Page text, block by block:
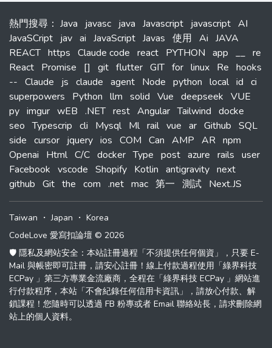
熱門搜尋 ： Java javasc java Javascript javascript AI
JavaSCript jav ai JavaScript Javas 使用 Ai JAVA
REACT https Claude code react PYTHON app __ re
React Promise [] git flutter GIT for linux Re hooks
-- Claude js claude agent Node python local id ci
superpowers
Python llm solid Vue deepseek VUE
py imgur wEB .NET rest Angular Tailwind docke
seo Typescrip cli Mysql Ml rail vue ar Github SQL
side cursor jquery ios COM Can AMP AR npm
Openai
Html C/C docker Type post azure rails user
Facebook vscode Shopify Kotlin antigravity next
github Git the com .net mac 第一 測試 Next.JS
Taiwan ・Japan ・ Korea
CodeLove 愛寫扣論壇 © 2026
🛡️ 隱私及網站安全：本站註冊過程「不須提供任何個資」，只要 E-
Mail 與帳密即可註冊，請安心註冊！線上付款過程使用「綠界科技
ECPay 」第三方專業金流廠商，全程在「綠界科技 ECPay 」網站進
行付款程序，本站「不會紀錄任何信用卡資訊」，請放心付款、解
鎖課程！您隨時可以透過 FB 粉專或者 Email 聯絡站長，請求刪除網
站上的個人資料。